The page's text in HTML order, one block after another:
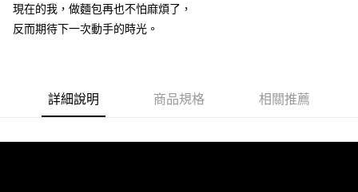
現在的我，做麵包再也不怕麻煩了，
反而期待下一次動手的時光。
詳細說明 商品規格 相關推薦